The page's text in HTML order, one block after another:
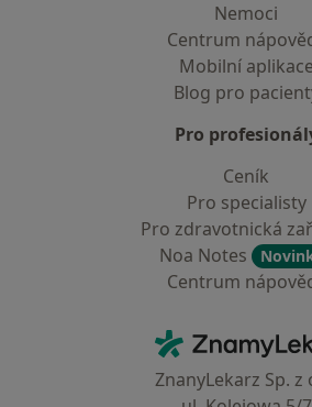
Nemoci
Centrum
Mobilní aplikace
Blog pro
Pro
Ceník
Pro specialisty
Pro zdravotnická
Noa Notes
Centrum
ZnanyLekarz Sp. z